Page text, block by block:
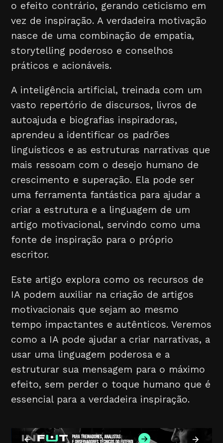
o efeito contrário, gerando ceticismo em
vez de inspiração. A verdadeira motivação
nasce de uma combinação de empatia,
storytelling poderoso e conselhos
práticos e acionáveis.
A inteligência artificial, treinada com um
vasto repertório de discursos, livros de
autoajuda e biografias inspiradoras,
aprendeu a identificar os padrões
linguísticos e as estruturas narrativas que
mais ressoam com o desejo humano de
crescimento e superação. Ela pode ser
uma ferramenta fantástica para ajudar a
criar a estrutura e a linguagem de um
artigo motivacional, servindo como uma
fonte de inspiração para o próprio
escritor.
Este artigo explora como os recursos de
IA podem auxiliar na criação de artigos
motivacionais que sejam ao mesmo
tempo impactantes e autênticos. Veremos
como a IA pode ajudar a criar narrativas, a
usar uma linguagem poderosa e a
estruturar sua mensagem para o máximo
efeito, sem perder o toque humano que é
essencial para a verdadeira inspiração.